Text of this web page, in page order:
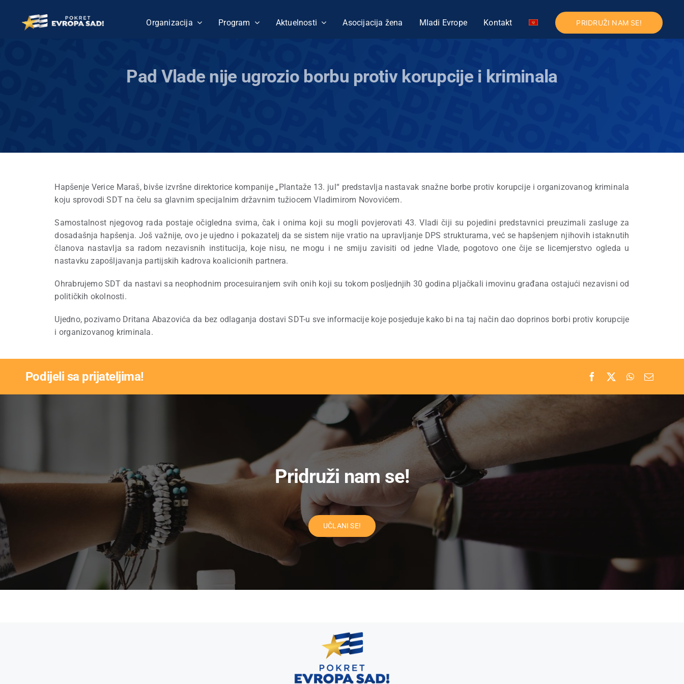
content
Organizacija Program Aktuelnosti Asocijacija žena Mladi Evrope Kontakt PRIDRUŽI NAM SE!
Pad Vlade nije ugrozio borbu protiv korupcije i kriminala
Hapšenje Verice Maraš, bivše izvršne direktorice kompanije „Plantaže 13. jul“ predstavlja nastavak snažne borbe protiv korupcije i organizovanog kriminala
koju sprovodi SDT na čelu sa glavnim specijalnim državnim tužiocem Vladimirom Novovićem.
Samostalnost njegovog rada postaje očigledna svima, čak i onima koji su mogli povjerovati 43. Vladi čiji su pojedini predstavnici preuzimali zasluge za
dosadašnja hapšenja. Još važnije, ovo je ujedno i pokazatelj da se sistem nije vratio na upravljanje DPS strukturama, već se hapšenjem njihovih istaknutih
članova nastavlja sa radom nezavisnih institucija, koje nisu, ne mogu i ne smiju zavisiti od jedne Vlade, pogotovo one čije se licemjerstvo ogleda u
nastavku zapošljavanja partijskih kadrova koalicionih partnera.
Ohrabrujemo SDT da nastavi sa neophodnim procesuiranjem svih onih koji su tokom posljednjih 30 godina pljačkali imovinu građana ostajući nezavisni od
političkih okolnosti.
Ujedno, pozivamo Dritana Abazovića da bez odlaganja dostavi SDT-u sve informacije koje posjeduje kako bi na taj način dao doprinos borbi protiv korupcije
i organizovanog kriminala.
Podijeli sa prijateljima!
Pridruži nam se!
UČLANI SE!